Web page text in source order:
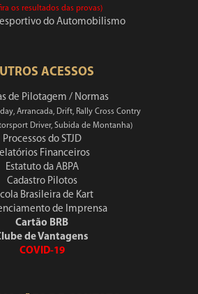
os resultados das provas)
do Automobilismo
ACESSOS
de Pilotagem / Normas
Arrancada, Drift, Rally Cross Contry
Driver, Subida de Montanha)
Processos do STJD
Financeiros
Estatuto da ABPA
Cadastro Pilotos
Brasileira de Kart
de Imprensa
Cartão BRB
de Vantagens
COVID-19